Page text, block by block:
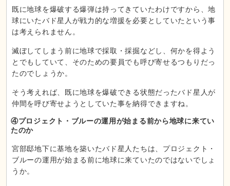
既に地球を爆破する爆弾は持ってきていたわけですから、地
球にいたバド星人が戦力的な増援を必要としていたという事
は考えられません。
滅ぼしてしまう前に地球で採取・採掘などし、何かを得よう
とでもしていて、そのための要員でも呼び寄せるつもりだっ
たのでしょうか。
そう考えれば、既に地球を爆破できる状態だったバド星人が
仲間を呼び寄せようとしていた事を納得できますね。
④プロジェクト・ブルーの運用が始まる前から地球に来てい
たのか
宮部邸地下に基地を築いたバド星人たちは、プロジェクト・
ブルーの運用が始まる前に地球に来ていたのではないでしょ
うか。